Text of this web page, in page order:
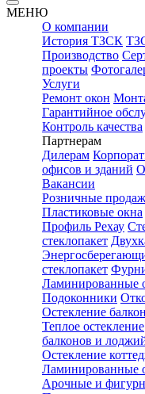
МЕНЮ
О компании
История ТЗСК
Производство
проекты
Услуги
Ремонт окон
Гарантийное
Контроль качества
Партнерам
Дилерам
офисов и зданий
Вакансии
Розничные
Пластиковые окна
Профиль Рехау
стеклопакет
стеклопакет
Ламинированные
Подоконники
Остекление
Теплое остекление
балконов и
Остекление
Ламинированные
Арочные и